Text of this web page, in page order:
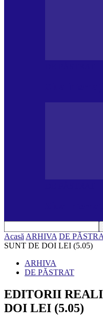
Acasă ARHIVA DE
SUNT DE DOI LEI (5.05)
ARHIVA
DE PĂSTRAT
EDITORII
DOI LEI (5.05)